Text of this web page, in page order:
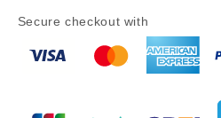
Secure checkout with